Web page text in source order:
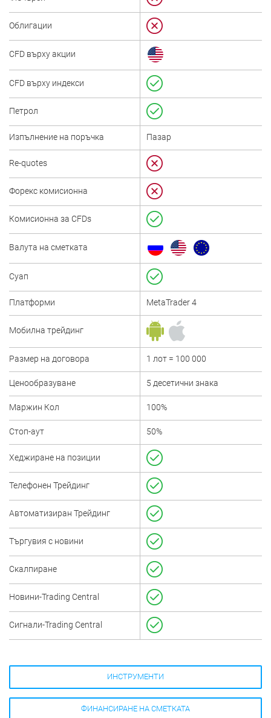
Облигации
CFD върху акции
CFD върху индекси
Петрол
Изпълнение на поръчка Пазар
Re-quotes
Форекс комисионна
Комисионна за CFDs
Валута на сметката
Суап
Платформи MetaTrader 4
Мобилна трейдинг
Размер на договора 1 лот = 100 000
Ценообразуване 5 десетични знака
Маржин Кол 100%
Стоп-аут 50%
Хеджиране на позиции
Телефонен Трейдинг
Автоматизиран Трейдинг
Търгувия с новини
Скалпиране
Новини-Trading Central
Сигнали-Trading Central
ИНСТРУМЕНТИ
ФИНАНСИРАНЕ НА СМЕТКАТА